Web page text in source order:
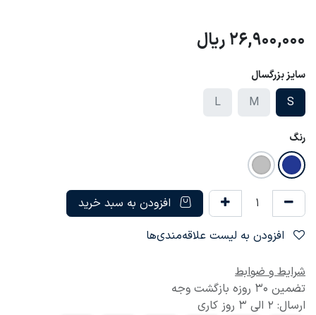
26,900,000 ریال
سایز بزرگسال
S
M
L
رنگ
افزودن به سبد خرید
شرایط و ضوابط
تضمین 30 روزه بازگشت وجه
ارسال: 2 الی 3 روز کاری